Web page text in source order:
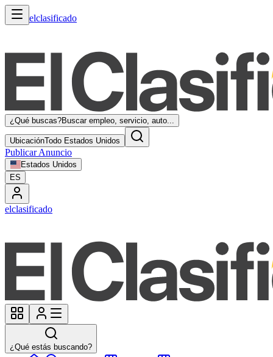
elclasificado
¿Qué buscas?Buscar empleo, servicio, auto...
UbicaciónTodo Estados Unidos
Publicar Anuncio
Estados Unidos
ES
elclasificado
¿Qué estás buscando?